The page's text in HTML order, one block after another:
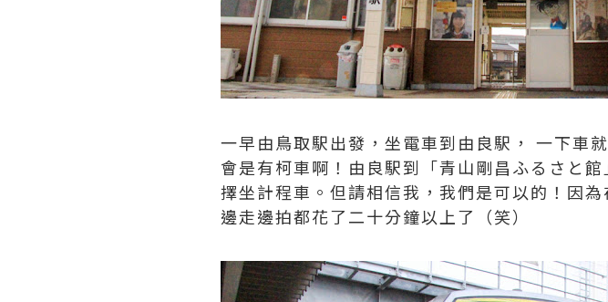
一早由鳥取駅出發，坐電車到由良駅， 一下車
會是有柯車啊！由良駅到「青山剛昌ふるさと
擇坐計程車。但請相信我，我們是可以的！因
邊走邊拍都花了二十分鐘以上了（笑）